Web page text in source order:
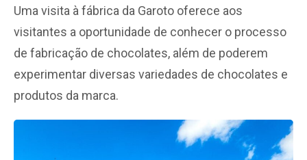
Uma visita à fábrica da Garoto oferece aos
visitantes a oportunidade de conhecer o processo
de fabricação de chocolates, além de poderem
experimentar diversas variedades de chocolates e
produtos da marca.